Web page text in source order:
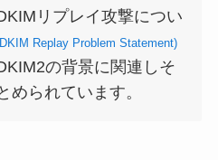
リプレイ攻撃につい
Replay Problem Statement)
の背景に関連しそ
められています。